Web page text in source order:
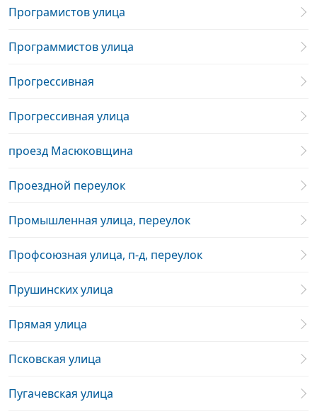
Програмистов улица
Программистов улица
Прогрессивная
Прогрессивная улица
проезд Масюковщина
Проездной переулок
Промышленная улица, переулок
Профсоюзная улица, п-д, переулок
Прушинских улица
Прямая улица
Псковская улица
Пугачевская улица